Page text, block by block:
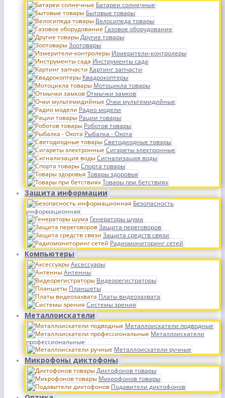
Батареи солнечные
Бытовые товары
Велосипеда товары
Газовое оборудование
Другие товары
Зоотовары
Измерители-контролеры
Инструменты сада
Картинг запчасти
Квадрокоптеры
Мотоцикла товары
Отмычки замков
Очки мультемидийные
Радио модели
Рации товары
Роботов товары
Рыбалка - Охота
Светодиодные товары
Сигареты электронные
Сигнализация воды
Спорта товары
Товары здоровья
Товары при бетствиях
Защита информации
Безопасность
информационная
Генераторы шума
Защита переговоров
Защита средств связи
Радиомониторинг сетей
Компьютеры
Аксессуары
Антенны
Видеорегистраторы
Планшеты
Платы видеозахвата
Системы зрения
Металлоискатели
Металлоискатели подводные
Металлоискатели
профессиональные
Металлоискатели ручные
Микрофоны диктофоны
Диктофонов товары
Микрофонов товары
Подавители диктофонов